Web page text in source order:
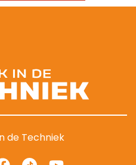
de Techniek